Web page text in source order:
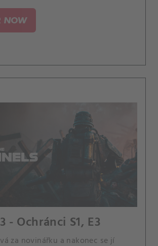
až po vítězství ve válce.
NOW
- Ochránci S1, E3
za novinářku a nakonec se jí